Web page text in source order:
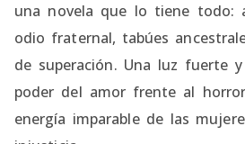
una novela que lo tiene todo:
odio fraternal, tabúes
de superación. Una luz fuerte
poder del amor frente al
energía imparable de las